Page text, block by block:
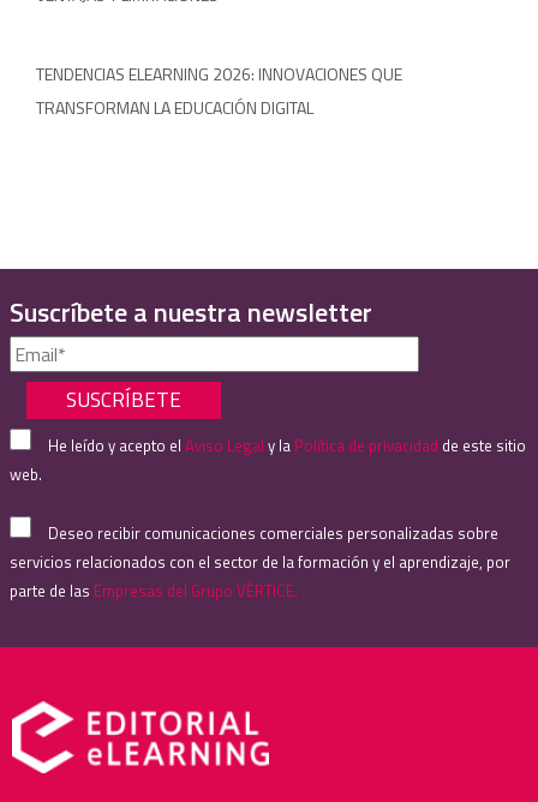
TENDENCIAS ELEARNING 2026: INNOVACIONES QUE
TRANSFORMAN LA EDUCACIÓN DIGITAL
Suscríbete a nuestra newsletter
He leído y acepto elAviso Legal y la Política de privacidad de este sitio
web.
Deseo recibir comunicaciones comerciales personalizadas sobre
servicios relacionados con el sector de la formación y el aprendizaje, por
parte de las Empresas del Grupo VÉRTICE.